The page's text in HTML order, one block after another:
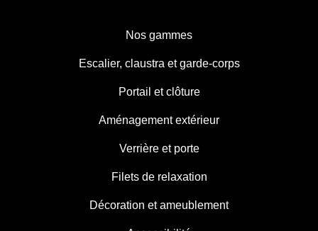
Nos gammes
Escalier, claustra et garde-corps
Portail et clôture
Aménagement extérieur
Verrière et porte
Filets de relaxation
Décoration et ameublement